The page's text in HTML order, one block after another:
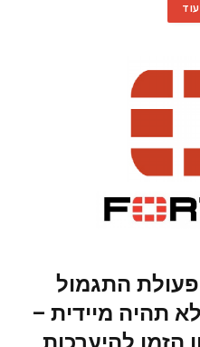
פעולת התגמול
תהיה מיידית –